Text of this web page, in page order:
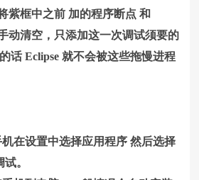
紫框中之前 加的程序断点 和
动清空，只添加这一次调试须要的
话 Eclipse 就不会被这些拖慢进程
在设置中选择应用程序 然后选择
。